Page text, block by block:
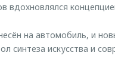
вдохновлялся
на автомобиль, и
синтеза искусства и